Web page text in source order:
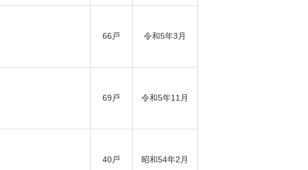
66戸 令和5年3月
69戸 令和5年11月
40戸 昭和54年2月